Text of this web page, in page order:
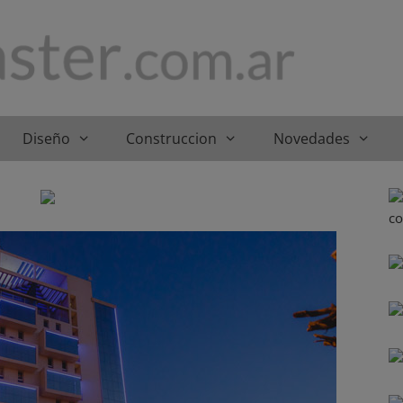
Diseño Construccion Novedades